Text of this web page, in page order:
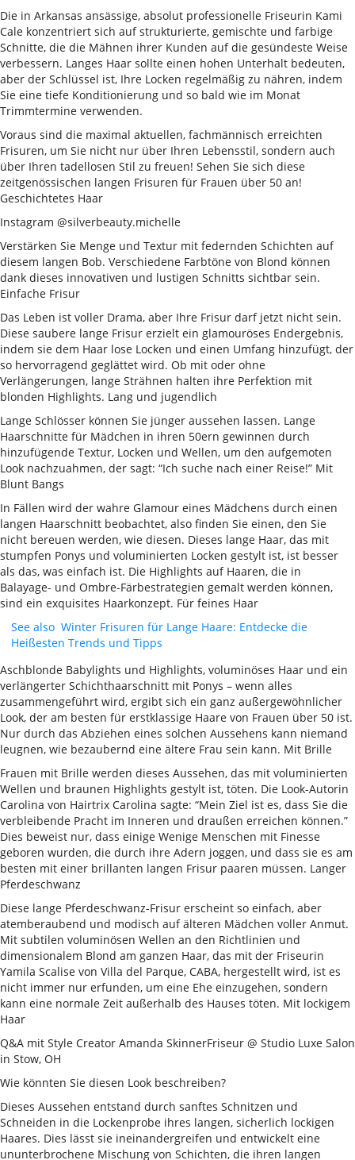
Die in Arkansas ansässige, absolut professionelle Friseurin Kami
Cale konzentriert sich auf strukturierte, gemischte und farbige
Schnitte, die die Mähnen ihrer Kunden auf die gesündeste Weise
verbessern. Langes Haar sollte einen hohen Unterhalt bedeuten,
aber der Schlüssel ist, Ihre Locken regelmäßig zu nähren, indem
Sie eine tiefe Konditionierung und so bald wie im Monat
Trimmtermine verwenden.
Voraus sind die maximal aktuellen, fachmännisch erreichten
Frisuren, um Sie nicht nur über Ihren Lebensstil, sondern auch
über Ihren tadellosen Stil zu freuen! Sehen Sie sich diese
zeitgenössischen langen Frisuren für Frauen über 50 an!
Geschichtetes Haar
Instagram @silverbeauty.michelle
Verstärken Sie Menge und Textur mit federnden Schichten auf
diesem langen Bob. Verschiedene Farbtöne von Blond können
dank dieses innovativen und lustigen Schnitts sichtbar sein.
Einfache Frisur
Das Leben ist voller Drama, aber Ihre Frisur darf jetzt nicht sein.
Diese saubere lange Frisur erzielt ein glamouröses Endergebnis,
indem sie dem Haar lose Locken und einen Umfang hinzufügt, der
so hervorragend geglättet wird. Ob mit oder ohne
Verlängerungen, lange Strähnen halten ihre Perfektion mit
blonden Highlights. Lang und jugendlich
Lange Schlösser können Sie jünger aussehen lassen. Lange
Haarschnitte für Mädchen in ihren 50ern gewinnen durch
hinzufügende Textur, Locken und Wellen, um den aufgemoten
Look nachzuahmen, der sagt: “Ich suche nach einer Reise!” Mit
Blunt Bangs
In Fällen wird der wahre Glamour eines Mädchens durch einen
langen Haarschnitt beobachtet, also finden Sie einen, den Sie
nicht bereuen werden, wie diesen. Dieses lange Haar, das mit
stumpfen Ponys und voluminierten Locken gestylt ist, ist besser
als das, was einfach ist. Die Highlights auf Haaren, die in
Balayage- und Ombre-Färbestrategien gemalt werden können,
sind ein exquisites Haarkonzept. Für feines Haar
See also Winter Frisuren für Lange Haare: Entdecke die
Heißesten Trends und Tipps
Aschblonde Babylights und Highlights, voluminöses Haar und ein
verlängerter Schichthaarschnitt mit Ponys – wenn alles
zusammengeführt wird, ergibt sich ein ganz außergewöhnlicher
Look, der am besten für erstklassige Haare von Frauen über 50 ist.
Nur durch das Abziehen eines solchen Aussehens kann niemand
leugnen, wie bezaubernd eine ältere Frau sein kann. Mit Brille
Frauen mit Brille werden dieses Aussehen, das mit voluminierten
Wellen und braunen Highlights gestylt ist, töten. Die Look-Autorin
Carolina von Hairtrix Carolina sagte: “Mein Ziel ist es, dass Sie die
verbleibende Pracht im Inneren und draußen erreichen können.”
Dies beweist nur, dass einige Wenige Menschen mit Finesse
geboren wurden, die durch ihre Adern joggen, und dass sie es am
besten mit einer brillanten langen Frisur paaren müssen. Langer
Pferdeschwanz
Diese lange Pferdeschwanz-Frisur erscheint so einfach, aber
atemberaubend und modisch auf älteren Mädchen voller Anmut.
Mit subtilen voluminösen Wellen an den Richtlinien und
dimensionalem Blond am ganzen Haar, das mit der Friseurin
Yamila Scalise von Villa del Parque, CABA, hergestellt wird, ist es
nicht immer nur erfunden, um eine Ehe einzugehen, sondern
kann eine normale Zeit außerhalb des Hauses töten. Mit lockigem
Haar
Q&A mit Style Creator Amanda SkinnerFriseur @ Studio Luxe Salon
in Stow, OH
Wie könnten Sie diesen Look beschreiben?
Dieses Aussehen entstand durch sanftes Schnitzen und
Schneiden in die Lockenprobe ihres langen, sicherlich lockigen
Haares. Dies lässt sie ineinandergreifen und entwickelt eine
ununterbrochene Mischung von Schichten, die ihren langen